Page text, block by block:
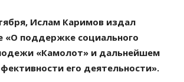
Ислам Каримов издал
«О поддержке социального
«Камолот» и дальнейшем
его деятельности».